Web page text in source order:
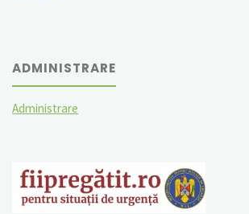
ADMINISTRARE
Administrare